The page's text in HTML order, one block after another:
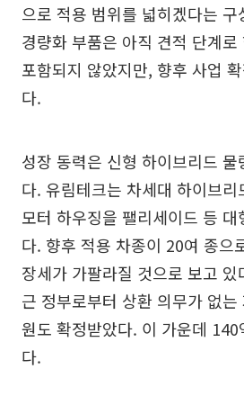
으로 적용 범위를 넓히겠다는 구
경량화 부품은 아직 견적 단계
포함되지 않았지만, 향후 사업
다.
성장 동력은 신형 하이브리드 물
다. 유림테크는 차세대 하이브
모터 하우징을 팰리세이드 등 대
다. 향후 적용 차종이 20여 종으
장세가 가팔라질 것으로 보고 있
근 정부로부터 상환 의무가 없
원도 확정받았다. 이 가운데
다.